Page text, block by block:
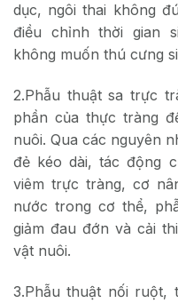
dục, ngôi thai không
điều chỉnh thời gian
không muốn thú cưng
2.Phẫu thuật sa trực
phần của thực tràng
nuôi. Qua các nguyên
đẻ kéo dài, tác động
viêm trực tràng, cơ
nước trong cơ thể,
giảm đau đớn và cải
vật nuôi.
3.Phẫu thuật nối ruột,